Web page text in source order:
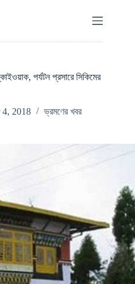
পর্যটন প্রসারে সিকিমের
4, 2018 ভ্রমণের খবর